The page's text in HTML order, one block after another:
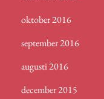
oktober 2016
september 2016
augusti 2016
december 2015